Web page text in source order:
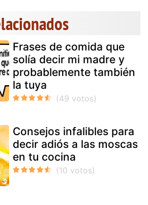
Frases de comida que
solía decir mi madre y
probablemente también
la tuya
Consejos infalibles para
decir adiós a las moscas
en tu cocina